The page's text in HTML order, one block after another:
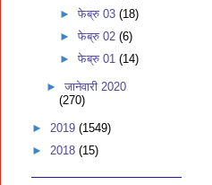
►फेब्रु 03(18)
►फेब्रु 02(6)
►फेब्रु 01(14)
► जानेवारी 2020
(270)
► 2019 (1549)
► 2018 (15)